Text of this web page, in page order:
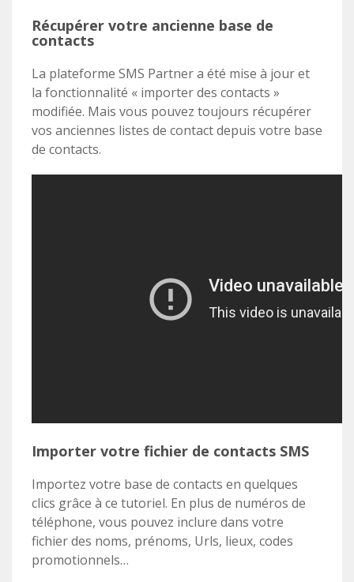
Récupérer votre ancienne base de
contacts
La plateforme SMS Partner a été mise à jour et
la fonctionnalité « importer des contacts »
modifiée. Mais vous pouvez toujours récupérer
vos anciennes listes de contact depuis votre base
de contacts.
Importer votre fichier de contacts SMS
Importez votre base de contacts en quelques
clics grâce à ce tutoriel. En plus de numéros de
téléphone, vous pouvez inclure dans votre
fichier des noms, prénoms, Urls, lieux, codes
promotionnels…